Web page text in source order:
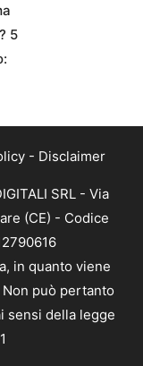
5
- Disclaimer
SRL - Via
(CE) - Codice
in quanto viene
può pertanto
sensi della legge